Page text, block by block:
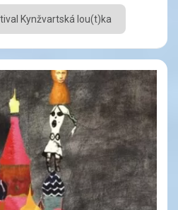
Kynžvartská lou(t)ka